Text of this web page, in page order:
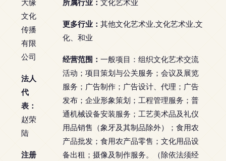
大缘
文化
传播
有限
公司
法人
代
表：
赵荣
陆
注册
文化艺术业
更多行业： 其他文化艺术业,文化艺术业,文
化、和业
经营范围： 一般项目：组织文化艺术交流
活动；项目策划与公关服务；会议及展览
服务；广告制作；广告设计、代理；广告
发布；企业形象策划；工程管理服务；普
通机械设备安装服务；工艺美术品及礼仪
用品销售（象牙及其制品除外）；食用农
产品批发；食用农产品零售；文化用品设
备出租；摄像及制作服务。（除依法须经